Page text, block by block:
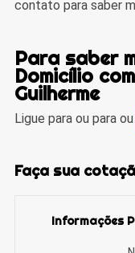
contato para saber
Para saber
Domicílio
Guilherme
Ligue para ou para ou
Faça sua
Informações